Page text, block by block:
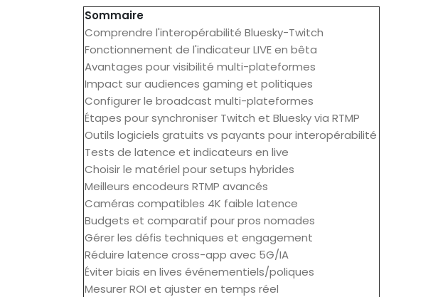
Sommaire
Comprendre l'interopérabilité Bluesky-Twitch
Fonctionnement de l'indicateur LIVE en bêta
Avantages pour visibilité multi-plateformes
Impact sur audiences gaming et politiques
Configurer le broadcast multi-plateformes
Étapes pour synchroniser Twitch et Bluesky via RTMP
Outils logiciels gratuits vs payants pour interopérabilité
Tests de latence et indicateurs en live
Choisir le matériel pour setups hybrides
Meilleurs encodeurs RTMP avancés
Caméras compatibles 4K faible latence
Budgets et comparatif pour pros nomades
Gérer les défis techniques et engagement
Réduire latence cross-app avec 5G/IA
Éviter biais en lives événementiels/poliques
Mesurer ROI et ajuster en temps réel